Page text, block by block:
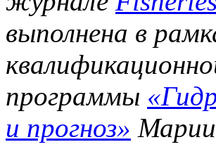
выполнена в
программы
и прогноз» Марии